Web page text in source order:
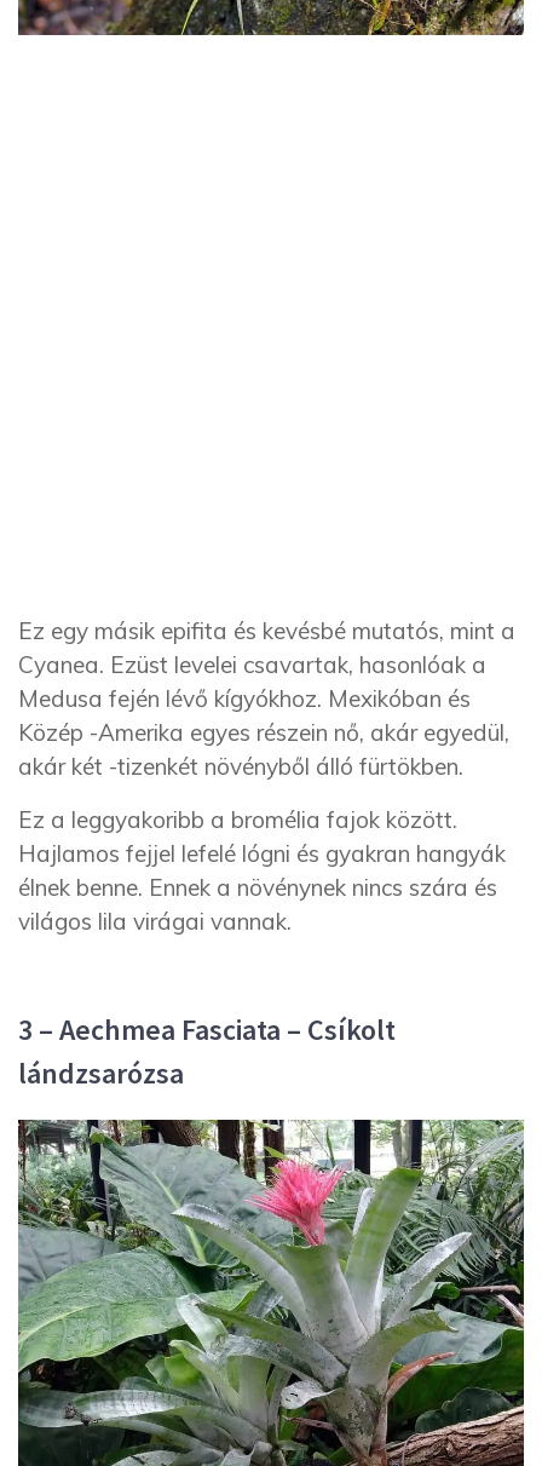
Ez egy másik epifita és kevésbé mutatós, mint a
Cyanea. Ezüst levelei csavartak, hasonlóak a
Medusa fején lévő kígyókhoz. Mexikóban és
Közép -Amerika egyes részein nő, akár egyedül,
akár két -tizenkét növényből álló fürtökben.
Ez a leggyakoribb a bromélia fajok között.
Hajlamos fejjel lefelé lógni és gyakran hangyák
élnek benne. Ennek a növénynek nincs szára és
világos lila virágai vannak.
3 – Aechmea Fasciata – Csíkolt
lándzsarózsa